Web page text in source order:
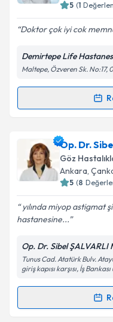
Kişisel
Metni'ni
kapsamda
5 (1
Doktor çok iyi cok
Demirtepe Life
Maltepe, Özveren Sk. No:17,
Randevu
Op. Dr. Mehmet
oluşturun. Size bu
takvim
Kişisel
Metni'ni
kapsamda
Op. Dr.
Göz
Ankara,
5 (8
yılında miyop astigmat
hastanesine...
Op. Dr. Sibel ŞALVARLI
Tunus Cad. Atatürk Bulv.
giriş kapısı karşısı, İş
Randevu